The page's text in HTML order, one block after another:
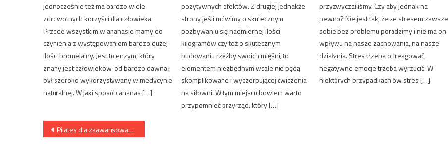
jednocześnie też ma bardzo wiele
zdrowotnych korzyści dla człowieka.
Przede wszystkim w ananasie mamy do
czynienia z występowaniem bardzo dużej
ilości bromelainy. Jest to enzym, który
znany jest człowiekowi od bardzo dawna i
był szeroko wykorzystywany w medycynie
naturalnej. W jaki sposób ananas […]
pozytywnych efektów. Z drugiej jednakże
strony jeśli mówimy o skutecznym
pozbywaniu się nadmiernej ilości
kilogramów czy też o skutecznym
budowaniu rzeźby swoich mięśni, to
elementem niezbędnym wcale nie będą
skomplikowane i wyczerpującej ćwiczenia
na siłowni. W tym miejscu bowiem warto
przypomnieć przyrząd, który […]
przyzwyczailiśmy. Czy aby jednak na
pewno? Nie jest tak, że ze stresem zawsze
sobie bez problemu poradzimy i nie ma on
wpływu na nasze zachowania, na nasze
działania. Stres trzeba odreagować,
negatywne emocje trzeba wyrzucić. W
niektórych przypadkach ów stres […]
Nawigacja
Pilates dla zaawansowanych